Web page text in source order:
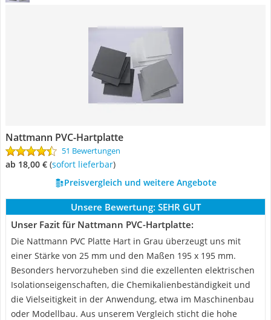
Nattmann PVC-Hartplatte
51 Bewertungen
ab 18,00 € ( Sofort lieferbar)
Preisvergleich und weitere Angebote
Unsere Bewertung: SEHR GUT
Unser Fazit für Nattmann PVC-Hartplatte:
Die Nattmann PVC Platte Hart in Grau überzeugt uns mit
einer Stärke von 25 mm und den Maßen 195 x 195 mm.
Besonders hervorzuheben sind die exzellenten elektrischen
Isolationseigenschaften, die Chemikalienbeständigkeit und
die Vielseitigkeit in der Anwendung, etwa im Maschinenbau
oder Modellbau. Aus unserem Vergleich sticht die hohe